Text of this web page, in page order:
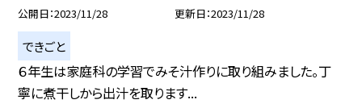
公開日 2023/11/28 更新日 2023/11/28
できごと
６年生は家庭科の学習でみそ汁作りに取り組みました。丁
寧に煮干しから出汁を取ります...